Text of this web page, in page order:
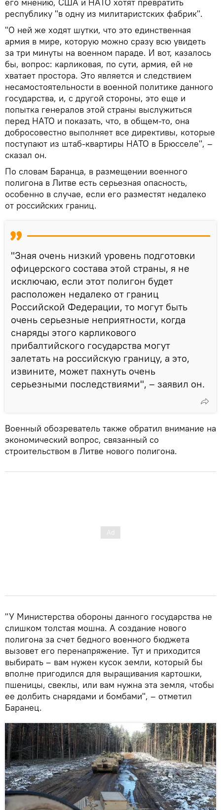
его мнению, США и НАТО хотят превратить
республику "в одну из милитаристских фабрик".
"О ней же ходят шутки, что это единственная
армия в мире, которую можно сразу всю увидеть
за три минуты на военном параде. И вот, казалось
бы, вопрос: карликовая, по сути, армия, ей не
хватает простора. Это является и следствием
несамостоятельности в военной политике данного
государства, и, с другой стороны, это еще и
попытка генералов этой страны выслужиться
перед НАТО и показать, что, в общем-то, она
добросовестно выполняет все директивы, которые
поступают из штаб-квартиры НАТО в Брюсселе", –
сказал он.
По словам Баранца, в размещении военного
полигона в Литве есть серьезная опасность,
особенно в случае, если его разместят недалеко
от российских границ.
"Зная очень низкий уровень подготовки
офицерского состава этой страны, я не
исключаю, если этот полигон будет
расположен недалеко от границ
Российской Федерации, то могут быть
очень серьезные неприятности, когда
снаряды этого карликового
прибалтийского государства могут
залетать на российскую границу, а это,
извините, может пахнуть очень
серьезными последствиями", – заявил он.
Военный обозреватель также обратил внимание на
экономический вопрос, связанный со
строительством в Литве нового полигона.
"У Министерства обороны данного государства не
слишком толстая мошна. А создание нового
полигона за счет бедного военного бюджета
вызовет его перенапряжение. Тут и приходится
выбирать – вам нужен кусок земли, который бы
вполне пригодился для выращивания картошки,
пшеницы, свеклы, или вам нужна эта земля, чтобы
ее долбить снарядами и бомбами", – отметил
Баранец.